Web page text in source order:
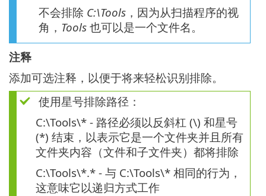
不会排除 C:\Tools ，因为从扫描程序的视
角， Tools 也可以是一个文件名。
注释
添加可选注释，以便于将来轻松识别排除。
使用星号排除路径：
C:\Tools\* - 路径必须以反斜杠 (\) 和星号
(*) 结束，以表示它是一个文件夹并且所有
文件夹内容（文件和子文件夹）都将排除
C:\Tools\*.* - 与 C:\Tools\* 相同的行为，
这意味它以递归方式工作